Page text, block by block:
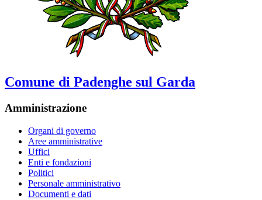
Comune di Padenghe sul Garda
Amministrazione
Organi di governo
Aree amministrative
Uffici
Enti e fondazioni
Politici
Personale amministrativo
Documenti e dati